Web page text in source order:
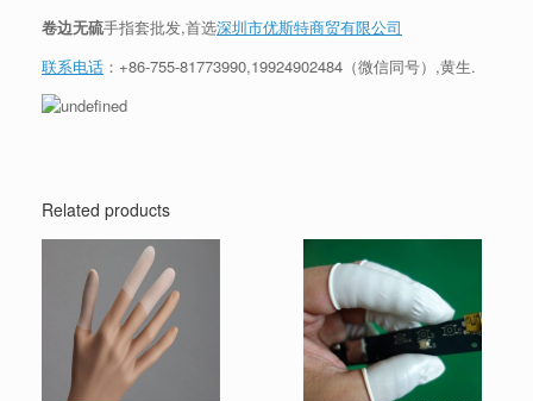
卷边无硫手指套批发,首选深圳市优斯特商贸有限公司
联系电话 ：+86-755-81773990,19924902484 （微信同号）,黄生.
Related products